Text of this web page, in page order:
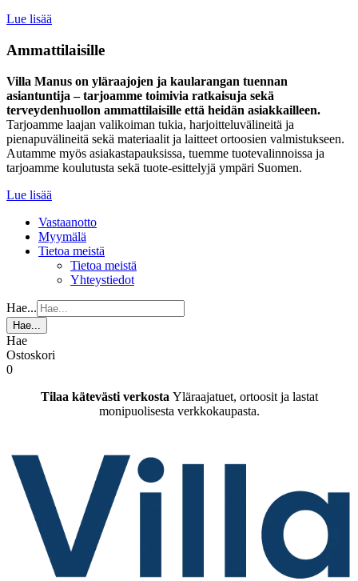
Lue lisää
Ammattilaisille
Villa Manus on yläraajojen ja kaularangan tuennan
asiantuntija – tarjoamme toimivia ratkaisuja sekä
terveydenhuollon ammattilaisille että heidän asiakkailleen.
Tarjoamme laajan valikoiman tukia, harjoitteluvälineitä ja
pienapuvälineitä sekä materiaalit ja laitteet ortoosien valmistukseen.
Autamme myös asiakastapauksissa, tuemme tuotevalinnoissa ja
tarjoamme koulutusta sekä tuote-esittelyjä ympäri Suomen.
Lue lisää
Vastaanotto
Myymälä
Tietoa meistä
Tietoa meistä
Yhteystiedot
Hae...
Hae...
Hae
Ostoskori
0
Tilaa kätevästi verkosta Yläraajatuet, ortoosit ja lastat
monipuolisesta verkkokaupasta.